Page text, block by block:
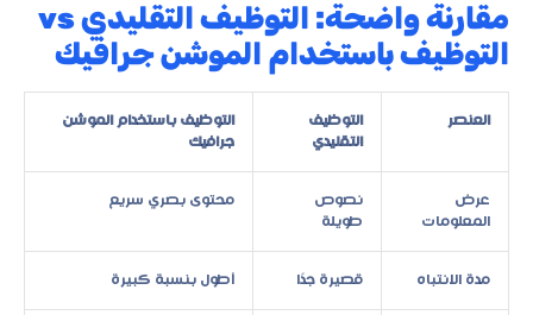
مقارنة واضحة: التوظيف التقليدي vs
التوظيف باستخدام الموشن جرافيك
العنصر
التوظيف
التقليدي
التوظيف باستخدام الموشن
جرافيك
عرض
المعلومات
نصوص
طويلة
محتوى بصري سريع
مدة الانتباه قصيرة جدًا أطول بنسبة كبيرة